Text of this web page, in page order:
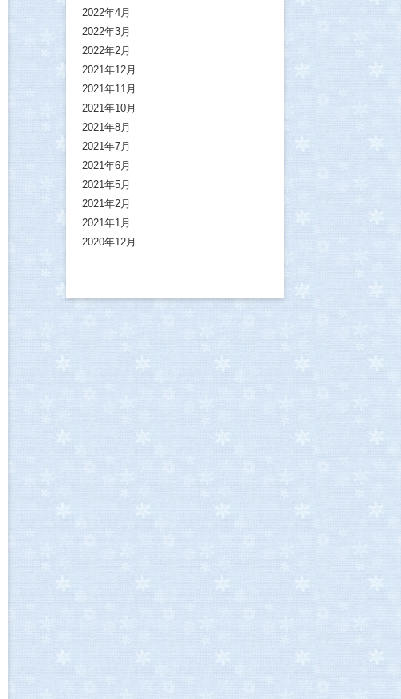
2022年4月
2022年3月
2022年2月
2021年12月
2021年11月
2021年10月
2021年8月
2021年7月
2021年6月
2021年5月
2021年2月
2021年1月
2020年12月